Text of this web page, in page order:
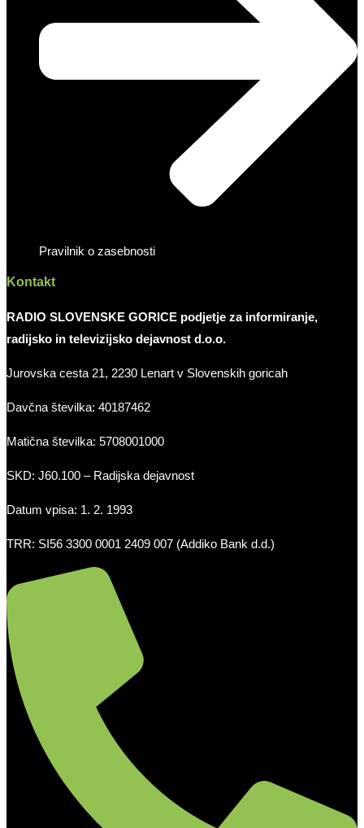
Pravilnik o zasebnosti
Kontakt
RADIO SLOVENSKE GORICE podjetje za informiranje,
radijsko in televizijsko dejavnost d.o.o.
Jurovska cesta 21, 2230 Lenart v Slovenskih goricah
Davčna številka: 40187462
Matična številka: 5708001000
SKD: J60.100 – Radijska dejavnost
Datum vpisa: 1. 2. 1993
TRR: SI56 3300 0001 2409 007 (Addiko Bank d.d.)